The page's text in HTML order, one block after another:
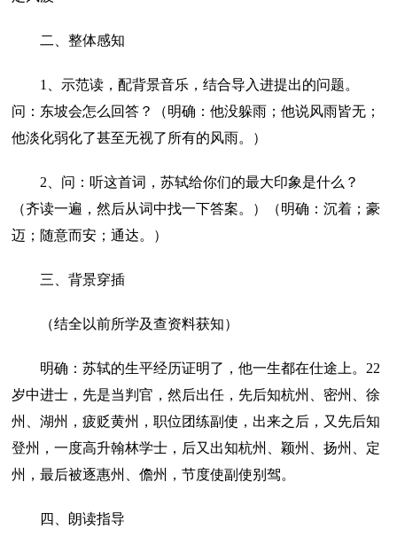
二、整体感知
1、示范读，配背景音乐，结合导入进提出的问题。
问：东坡会怎么回答？（明确：他没躲雨；他说风雨皆无；
他淡化弱化了甚至无视了所有的风雨。）
2、问：听这首词，苏轼给你们的最大印象是什么？
（齐读一遍，然后从词中找一下答案。）（明确：沉着；豪
迈；随意而安；通达。）
三、背景穿插
（结全以前所学及查资料获知）
明确：苏轼的生平经历证明了，他一生都在仕途上。22
岁中进士，先是当判官，然后出任，先后知杭州、密州、徐
州、湖州，疲贬黄州，职位团练副使，出来之后，又先后知
登州，一度高升翰林学士，后又出知杭州、颖州、扬州、定
州，最后被逐惠州、儋州，节度使副使别驾。
四、朗读指导